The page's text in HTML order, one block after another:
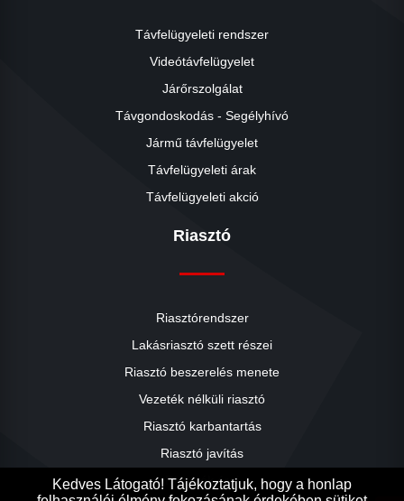
Távfelügyeleti rendszer
Videótávfelügyelet
Járőrszolgálat
Távgondoskodás - Segélyhívó
Jármű távfelügyelet
Távfelügyeleti árak
Távfelügyeleti akció
Riasztó
Riasztórendszer
Lakásriasztó szett részei
Riasztó beszerelés menete
Vezeték nélküli riasztó
Riasztó karbantartás
Riasztó javítás
Riasztók árai
Kedves Látogató! Tájékoztatjuk, hogy a honlap